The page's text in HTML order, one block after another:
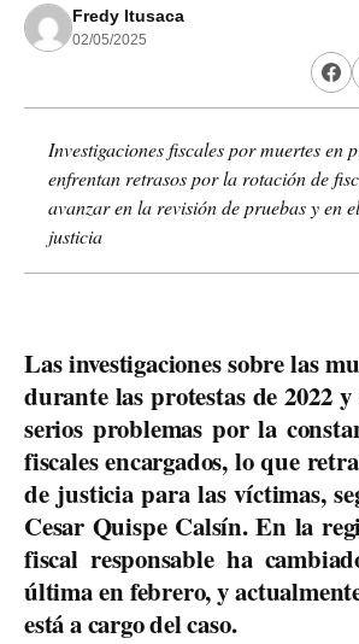
Fredy Itusaca
02/05/2025
Investigaciones fiscales por muertes en
enfrentan retrasos por la rotación de
avanzar en la revisión de pruebas y en
justicia
Las investigaciones sobre las
durante las protestas de 2022
serios problemas por la
fiscales encargados, lo que
de justicia para las víctimas,
Cesar Quispe Calsín. En la
fiscal responsable ha
última en febrero, y
está a cargo del caso.